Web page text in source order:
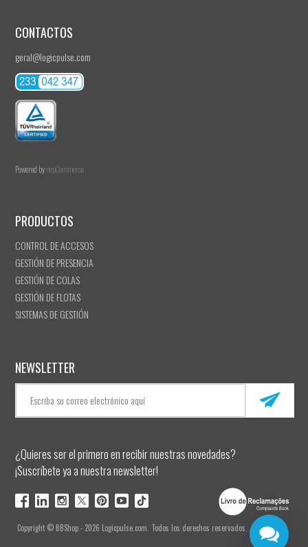
CONTACTOS
geral@logicpulse.com
Powered bynopCommerce
PRODUCTOS
CONTROL DE ACCESOS
GESTIÓN DE PRESENCIA
GESTIÓN DE COLAS
GESTIÓN DE FLOTAS
SISTEMAS DE GESTIÓN
NEWSLETTER
¿Quieres ser el primero en recibir nuestras novedades?
¡Suscríbete ya a nuestra newsletter!
Copyright © BBShop - 2026 Logicpulse.com. Todos los derechos reservados.